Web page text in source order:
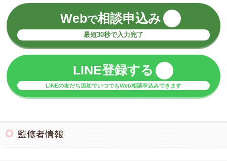
Webで相談申込み
最短30秒で入力完了
LINE登録する
LINEの友だち追加でいつでもWeb相談申込みできます
監修者情報